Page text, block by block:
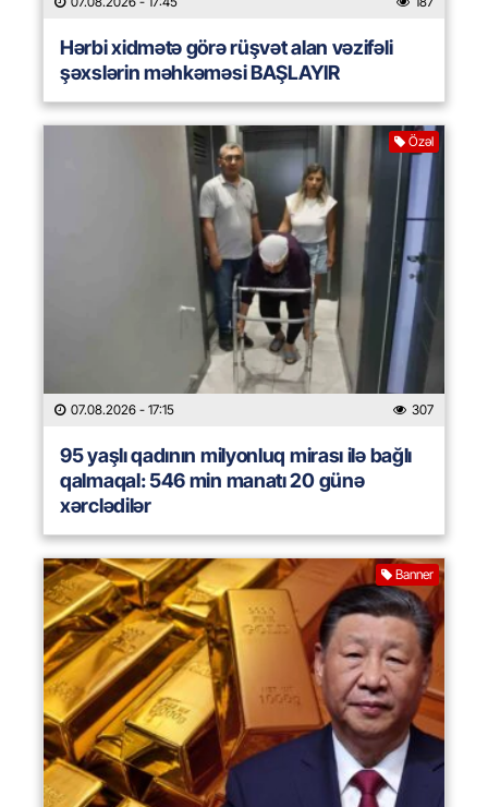
Hərbi xidmətə görə rüşvət alan vəzifəli
şəxslərin məhkəməsi BAŞLAYIR
Özəl
07.08.2026 - 17:15 307
95 yaşlı qadının milyonluq mirası ilə bağlı
qalmaqal: 546 min manatı 20 günə
xərclədilər
Banner